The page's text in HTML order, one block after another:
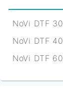
NoVi DTF 30
NoVi DTF 40
NoVi DTF 60